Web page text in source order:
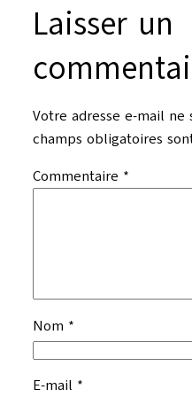
Laisser un
Votre adresse e-mail ne
champs obligatoires
Commentaire *
Nom *
E-mail *